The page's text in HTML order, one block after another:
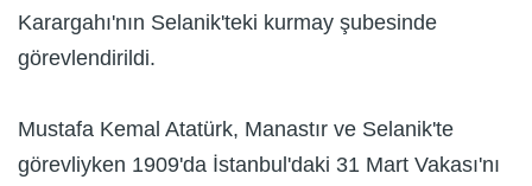
Karargahı'nın Selanik'teki kurmay şubesinde
görevlendirildi.
Mustafa Kemal Atatürk, Manastır ve Selanik'te
görevliyken 1909'da İstanbul'daki 31 Mart Vakası'nı